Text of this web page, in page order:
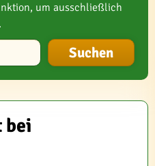
um ausschließlich
bei